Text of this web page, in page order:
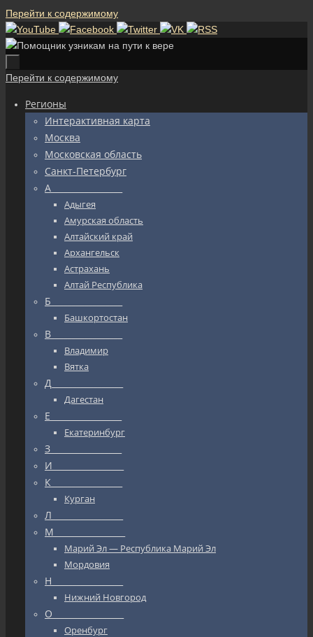
Перейти к содержимому
Перейти к содержимому
Регионы
Интерактивная карта
Москва
Московская область
Санкт-Петербург
А_________________
Адыгея
Амурская область
Алтайский край
Архангельск
Астрахань
Алтай Республика
Б_________________
Башкортостан
В_________________
Владимир
Вятка
Д_________________
Дагестан
Е_________________
Екатеринбург
З_________________
И_________________
К_________________
Курган
Л_________________
М_________________
Марий Эл — Республика Марий Эл
Мордовия
Н_________________
Нижний Новгород
О_________________
Оренбург